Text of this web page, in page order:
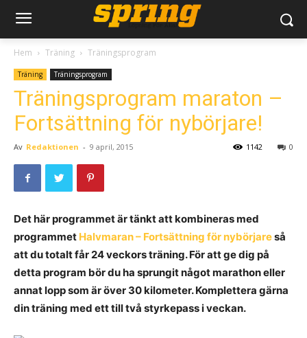
Hem Träning Träningsprogram
Träning Träningsprogram
Träningsprogram maraton –
Fortsättning för nybörjare!
Av Redaktionen - 9 april, 2015 0
1142
Det här programmet är tänkt att kombineras med
programmet Halvmaran – Fortsättning för nybörjareså
att du totalt får 24 veckors träning. För att ge dig på
detta program bör du ha sprungit något marathon eller
annat lopp som är över 30 kilometer. Komplettera gärna
din träning med ett till två styrkepass i veckan.